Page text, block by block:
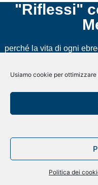
Usiamo cookie per
Politica dei
"Riflessi"
perché la vita di ogni
perché richiama la